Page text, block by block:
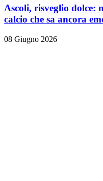
Ascoli, risveglio dolce:
calcio che sa ancora
08 Giugno 2026